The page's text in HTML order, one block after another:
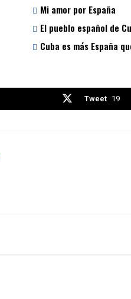
Mi amor por España
El pueblo español de
Cuba es más España
Tweet 19